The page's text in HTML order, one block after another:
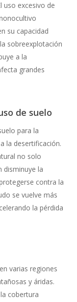
uso excesivo de
su capacidad
sobreexplotación
a la
grandes
de suelo
para la
la desertificación.
no solo
disminuye la
contra la
se vuelve más
la pérdida
varias regiones
y áridas.
cobertura